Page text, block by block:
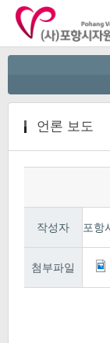
언론 보도
작성자
첨부파일